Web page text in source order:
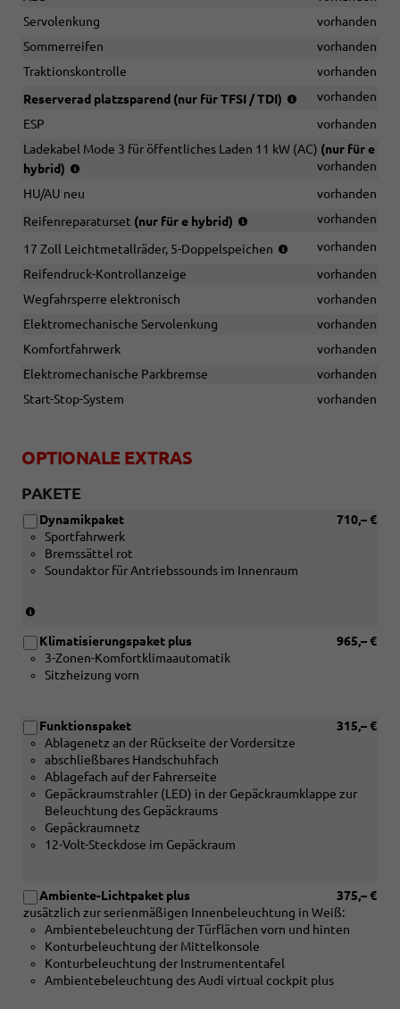
Servolenkung
vorhanden
Sommerreifen
vorhanden
Traktionskontrolle
vorhanden
Reserverad platzsparend (nur für TFSI / TDI)
(nicht
Verbindung
mit
vorhanden
ESP
vorhanden
Ladekabel Mode 3 für öffentliches Laden 11 kW (AC) (nur für e
hybrid)
Verbindung
mit
hybrid)
vorhanden
HU/AU neu
vorhanden
Reifenreparaturset (nur für e hybrid)
Verbindung
vorhanden
17 Zoll Leichtmetallräder, 5-Doppelspeichen
(Bereifung
vorhanden
Reifendruck-Kontrollanzeige
vorhanden
Wegfahrsperre elektronisch
vorhanden
Elektromechanische Servolenkung
vorhanden
Komfortfahrwerk
vorhanden
Elektromechanische Parkbremse
vorhanden
Start-Stop-System
vorhanden
OPTIONALE EXTRAS
PAKETE
710,– €
Dynamikpaket
Sportfahrwerk
Bremssättel rot
Soundaktor für Antriebssounds im Innenraum
Verbindung
mit
[PQ1]
oder
[PQ2]
Paket
Tech
Plus)
965,– €
Klimatisierungspaket plus
3-Zonen-Komfortklimaautomatik
Sitzheizung vorn
315,– €
Funktionspaket
Ablagenetz an der Rückseite der Vordersitze
abschließbares Handschuhfach
Ablagefach auf der Fahrerseite
Gepäckraumstrahler (LED) in der Gepäckraumklappe zur
Beleuchtung des Gepäckraums
Gepäckraumnetz
12-Volt-Steckdose im Gepäckraum
375,– €
Ambiente-Lichtpaket plus
zusätzlich zur serienmäßigen Innenbeleuchtung in Weiß:
Ambientebeleuchtung der Türflächen vorn und hinten
Konturbeleuchtung der Mittelkonsole
Konturbeleuchtung der Instrumententafel
Ambientebeleuchtung des Audi virtual cockpit plus